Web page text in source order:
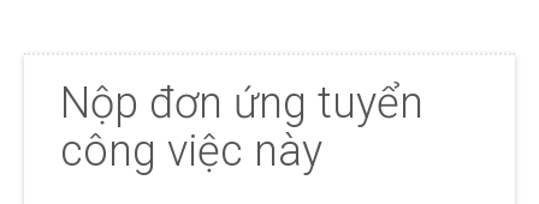
Nộp đơn ứng tuyển
công việc này